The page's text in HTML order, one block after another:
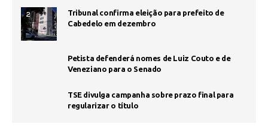
2
Tribunal confirma eleição para prefeito de
Cabedelo em dezembro
Petista defenderá nomes de Luiz Couto e de
Veneziano para o Senado
TSE divulga campanha sobre prazo final para
regularizar o título